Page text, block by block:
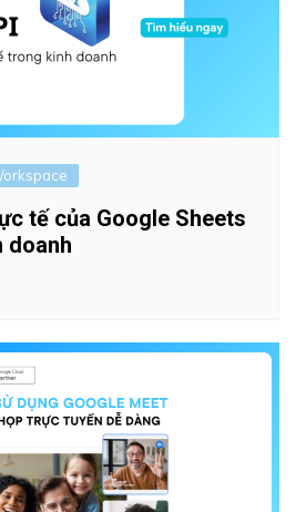
tế của Google Sheets
doanh